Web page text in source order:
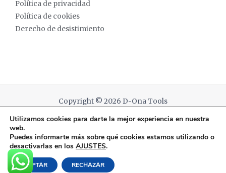
Política de privacidad
Política de cookies
Derecho de desistimiento
Copyright © 2026 D-Ona Tools
Powered by D-Ona Tools
Utilizamos cookies para darte la mejor experiencia en nuestra
web.
Puedes informarte más sobre qué cookies estamos utilizando o
desactivarlas en los AJUSTES.
ACEPTAR RECHAZAR
English(Inglés